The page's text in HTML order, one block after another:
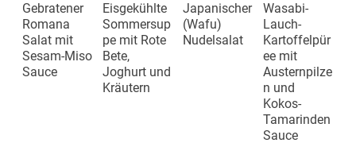
Gebratener
Romana
Salat mit
Sesam-Miso
Sauce
Eisgekühlte
Sommersup
pe mit Rote
Bete,
Joghurt und
Kräutern
Japanischer
(Wafu)
Nudelsalat
Wasabi-
Lauch-
Kartoffelpür
ee mit
Austernpilze
n und
Kokos-
Tamarinden
Sauce